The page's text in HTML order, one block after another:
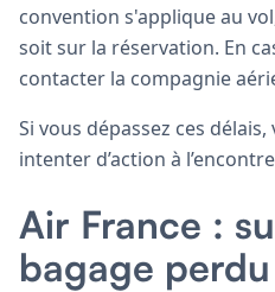
convention s'applique au
soit sur la réservation. En
contacter la compagnie
Si vous dépassez ces
intenter d’action à
Air France :
bagage perdu